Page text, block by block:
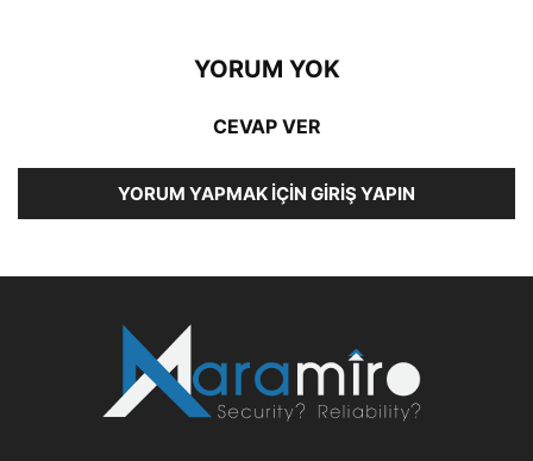
YORUM YOK
CEVAP VER
YORUM YAPMAK İÇIN GIRIŞ YAPIN